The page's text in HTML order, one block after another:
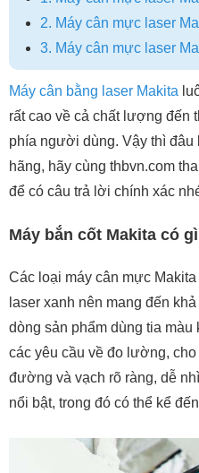
2. Máy cân mực laser
3. Máy cân mực laser
Máy cân bằng laser Makita
rất cao về cả chất lượng
phía người dùng. Vậy thì đâu
hãng, hãy cùng thbvn.com
để có câu trả lời chính xác
Máy bắn cốt Makita có
Các loại máy cân mực
laser xanh nên mang đến
dòng sản phẩm dùng tia
các yêu cầu về đo lường,
đường và vạch rõ ràng, dễ
nổi bật, trong đó có thể kể